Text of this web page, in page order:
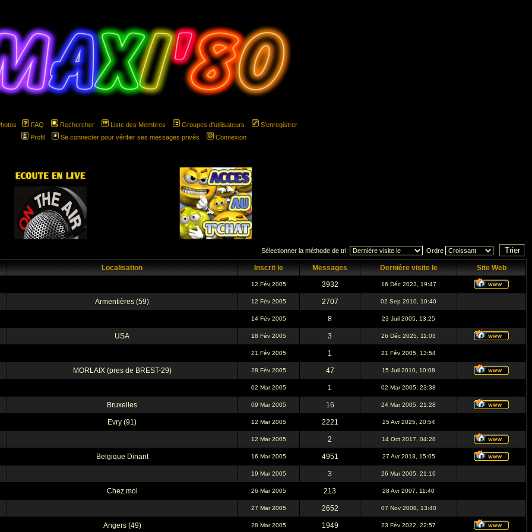
FAQ Rechercher Liste des Membres Groupes d'utilisateurs
S'enregistrer
Profil
Se connecter pour vérifier ses messages privés Connexion
Sélectionner la méthode de tri: Ordre
Localisation Inscrit le Messages Dernière visite le Site Web
12 Fév 2005 3932 16 Déc 2023, 19:47
Armentières (59) 12 Fév 2005 2707 02 Sep 2010, 10:40
14 Fév 2005 8 23 Juil 2005, 13:25
USA 18 Fév 2005 3 26 Déc 2025, 11:03
21 Fév 2005 1 21 Fév 2005, 13:54
MORLAIX (pres de BREST-29) 28 Fév 2005 47 15 Juil 2010, 10:08
02 Mar 2005 1 02 Mar 2005, 23:38
Bruxelles 09 Mar 2005 16 24 Mar 2005, 21:28
Evry (91) 12 Mar 2005 2221 25 Avr 2025, 20:54
12 Mar 2005 2 14 Oct 2017, 04:28
Belgique Dinant 16 Mar 2005 4951 27 Avr 2013, 15:05
19 Mar 2005 3 26 Mar 2005, 21:16
Chez moi 26 Mar 2005 213 28 Avr 2007, 11:40
27 Mar 2005 2652 07 Nov 2008, 13:40
Angers (49) 28 Mar 2005 1949 23 Fév 2022, 22:57